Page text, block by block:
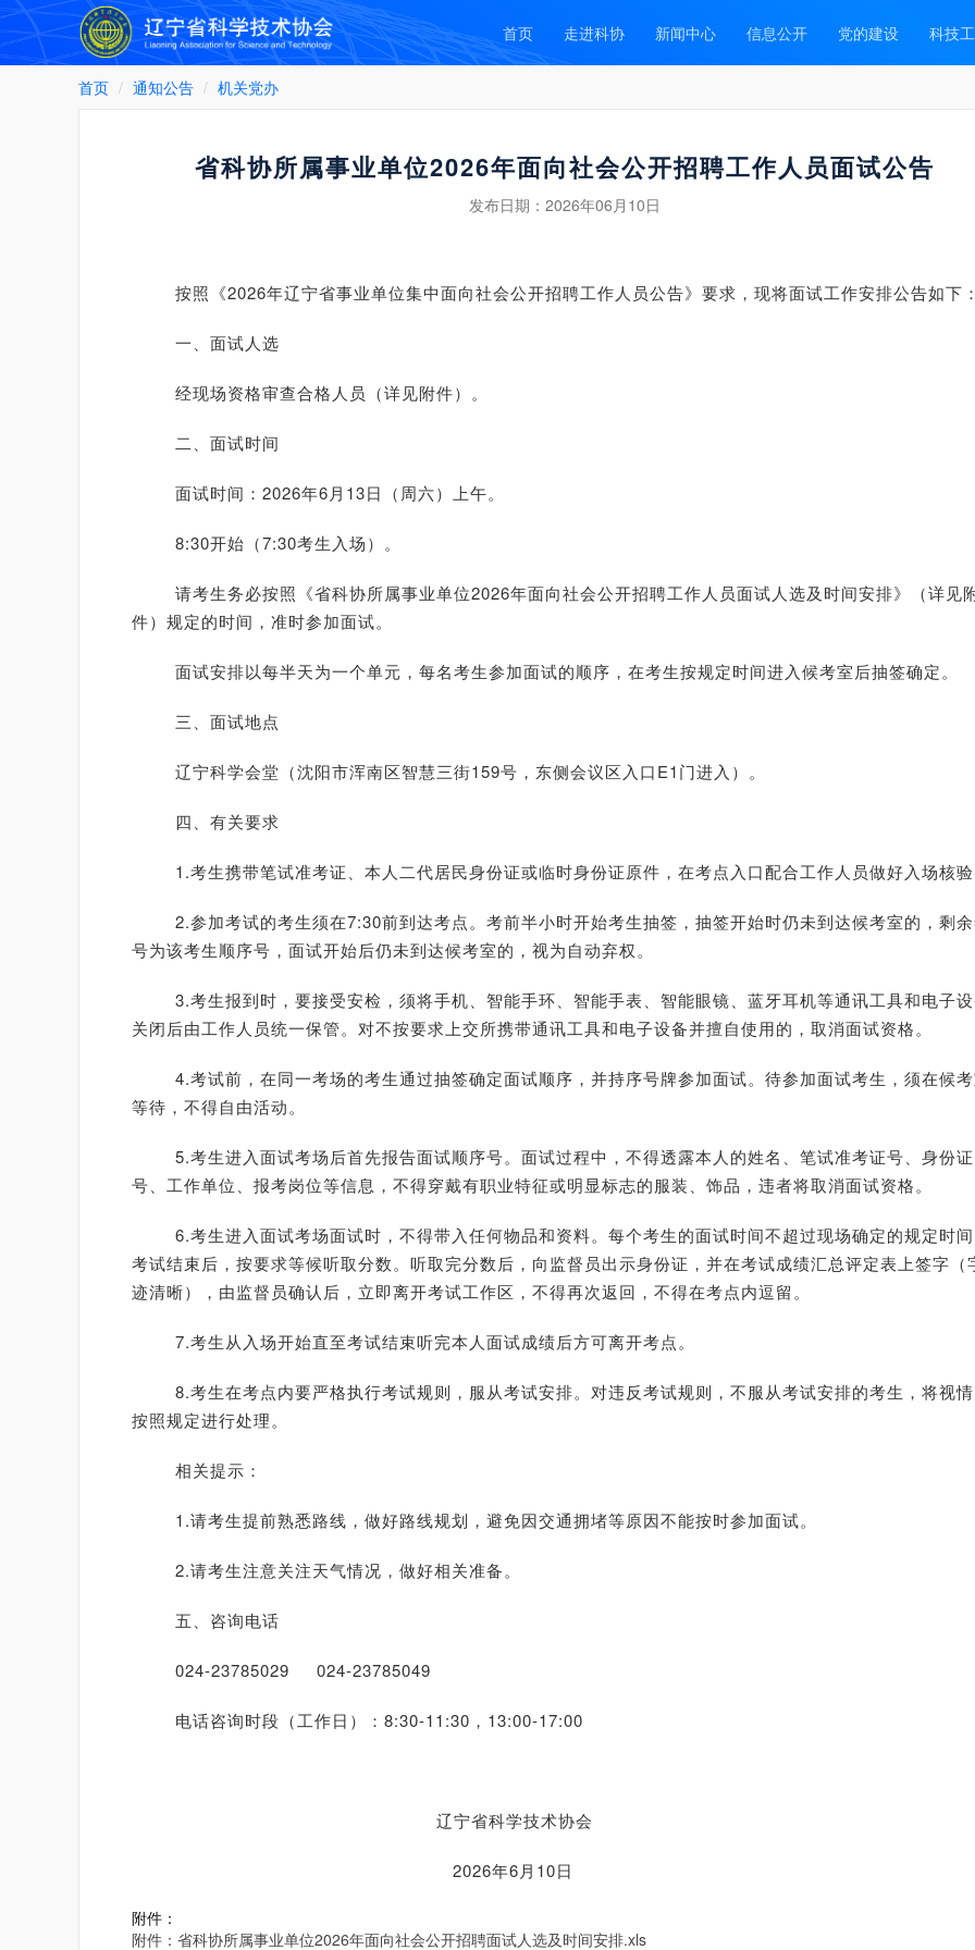
首页 走进科协 新闻中心 信息公开 党的建设 科技
首页 通知公告 机关党办
省科协所属事业单位2026年面向社会公开招聘工作人员面试公告
发布日期： 2026年06月10日
按照《2026年辽宁省事业单位集中面向社会公开招聘工作人员公告》要求，现将面试工作安排公告如下：
一、面试人选
经现场资格审查合格人员（详见附件）。
二、面试时间
面试时间：2026年6月13日（周六）上午。
8:30开始（7:30考生入场）。
请考生务必按照《省科协所属事业单位2026年面向社会公开招聘工作人员面试人选及时间安排》（详见
件）规定的时间，准时参加面试。
面试安排以每半天为一个单元，每名考生参加面试的顺序，在考生按规定时间进入候考室后抽签确定。
三、面试地点
辽宁科学会堂（沈阳市浑南区智慧三街159号，东侧会议区入口E1门进入）。
四、有关要求
1.考生携带笔试准考证、本人二代居民身份证或临时身份证原件，在考点入口配合工作人员做好入场核验
2.参加考试的考生须在7:30前到达考点。考前半小时开始考生抽签，抽签开始时仍未到达候考室的，剩
号为该考生顺序号，面试开始后仍未到达候考室的，视为自动弃权。
3.考生报到时，要接受安检，须将手机、智能手环、智能手表、智能眼镜、蓝牙耳机等通讯工具和电子
关闭后由工作人员统一保管。对不按要求上交所携带通讯工具和电子设备并擅自使用的，取消面试资格。
4.考试前，在同一考场的考生通过抽签确定面试顺序，并持序号牌参加面试。待参加面试考生，须在候
等待，不得自由活动。
5.考生进入面试考场后首先报告面试顺序号。面试过程中，不得透露本人的姓名、笔试准考证号、身份证
号、工作单位、报考岗位等信息，不得穿戴有职业特征或明显标志的服装、饰品，违者将取消面试资格。
6.考生进入面试考场面试时，不得带入任何物品和资料。每个考生的面试时间不超过现场确定的规定时间
考试结束后，按要求等候听取分数。听取完分数后，向监督员出示身份证，并在考试成绩汇总评定表上签字（
迹清晰），由监督员确认后，立即离开考试工作区，不得再次返回，不得在考点内逗留。
7.考生从入场开始直至考试结束听完本人面试成绩后方可离开考点。
8.考生在考点内要严格执行考试规则，服从考试安排。对违反考试规则，不服从考试安排的考生，将视
按照规定进行处理。
相关提示：
1.请考生提前熟悉路线，做好路线规划，避免因交通拥堵等原因不能按时参加面试。
2.请考生注意关注天气情况，做好相关准备。
五、咨询电话
024-23785029 024-23785049
电话咨询时段（工作日）：8:30-11:30，13:00-17:00
辽宁省科学技术协会
2026年6月10日
附件：
附件：省科协所属事业单位2026年面向社会公开招聘面试人选及时间安排.xls